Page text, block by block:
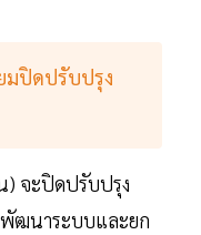
มปิดปรับปรุง
) จะปิดปรับปรุง
ฒนาระบบและยก